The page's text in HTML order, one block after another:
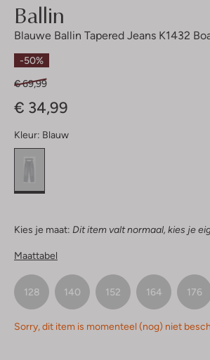
Ballin
Blauwe Ballin Tapered Jeans K1432
-50%
€ 69,99
€ 34,99
Kleur: Blauw
Kies je maat: Dit item valt normaal, kies je
Maattabel
128 140 152 164 176
Sorry, dit item is momenteel (nog) niet